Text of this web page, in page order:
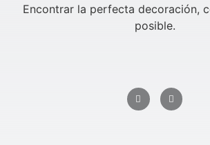
Encontrar la perfecta decoración,
posible.